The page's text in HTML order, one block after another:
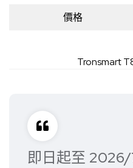
價格
Tronsmart
即日起至